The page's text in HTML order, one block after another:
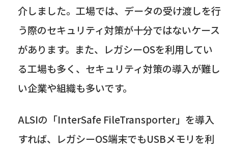
介しました。工場では、データの受け渡しを行
う際のセキュリティ対策が十分ではないケース
があります。また、レガシーOSを利用してい
る工場も多く、セキュリティ対策の導入が難し
い企業や組織も多いです。
ALSIの「InterSafe FileTransporter」を導入
すれば、レガシーOS端末でもUSBメモリを利